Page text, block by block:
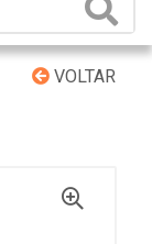
VOLTAR